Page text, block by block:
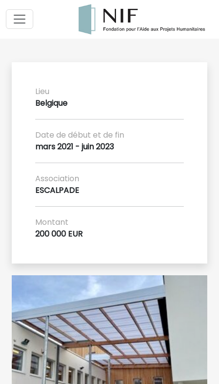
Lieu
Belgique
Date de début et de fin
mars 2021 - juin 2023
Association
ESCALPADE
Montant
200 000 EUR